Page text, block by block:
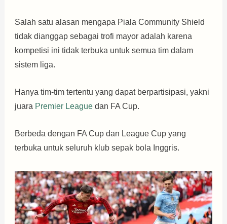
Salah satu alasan mengapa Piala Community Shield
tidak dianggap sebagai trofi mayor adalah karena
kompetisi ini tidak terbuka untuk semua tim dalam
sistem liga.
Hanya tim-tim tertentu yang dapat berpartisipasi, yakni
juara Premier Leaguedan FA Cup.
Berbeda dengan FA Cup dan League Cup yang
terbuka untuk seluruh klub sepak bola Inggris.